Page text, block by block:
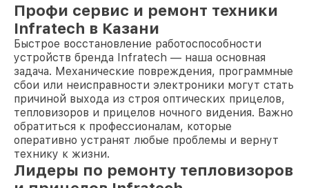
Профи сервис и ремонт техники
Infratech в Казани
Быстрое восстановление работоспособности
устройств бренда Infratech — наша основная
задача. Механические повреждения, программные
сбои или неисправности электроники могут стать
причиной выхода из строя оптических прицелов,
тепловизоров и прицелов ночного видения. Важно
обратиться к профессионалам, которые
оперативно устранят любые проблемы и вернут
технику к жизни.
Лидеры по ремонту тепловизоров